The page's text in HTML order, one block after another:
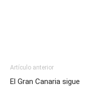
Artículo anterior
El Gran Canaria sigue